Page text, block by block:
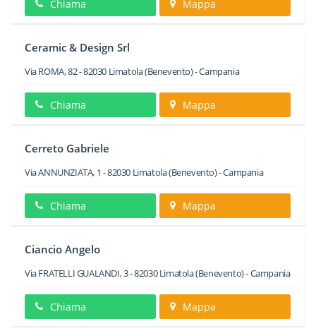
Chiama Mappa
Ceramic & Design Srl
Via ROMA, 82-82030 Limatola(Benevento) -Campania
Chiama Mappa
Cerreto Gabriele
Via ANNUNZIATA, 1 -82030 Limatola(Benevento) -Campania
Chiama Mappa
Ciancio Angelo
Via FRATELLI GUALANDI, 3-82030 Limatola(Benevento) -Campania
Chiama Mappa